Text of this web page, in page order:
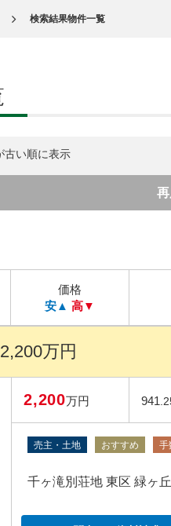
検索結果物件一覧
古い順に表示
価格
安▲ 高▼
万円
2,200万円 941
売主・土地 おすすめ 手
千ヶ滝別荘地 東区 緑ヶ